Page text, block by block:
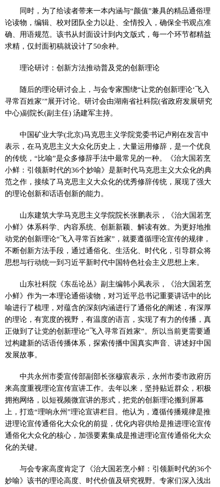
同时，为了给读者带来一本内涵与“颜值”兼具的精品通俗理
论读物，编辑、校对团队全力以赴、全情投入，确保全书观点准
确、用语规范。该书从封面设计到内文版式，每一个环节都精益
求精，仅封面初稿就设计了50余种。
理论研讨：创新方法推动普及党的创新理论
随后的理论研讨会上，与会专家围绕“让党的创新理论‘飞入
寻常百姓家’”展开讨论。研讨会由湖南省社科院(省政府发展研究
中心)副院长(副主任) 汤建军主持。
中国矿业大学(北京)马克思主义学院党委书记卢刚在发言中
表示，在马克思主义大众化历史上，大量运用修辞，是一个优良
的传统，“比喻”是众多修辞手法中最常见的一种。《治大国若烹
小鲜：引领新时代的36个妙喻》是新时代马克思主义大众化的典
范之作，接续了马克思主义大众化的优秀修辞传统，展现了强大
的理论创新和话语创新的能力。
山东建筑大学马克思主义学院院长张鹏表示，《治大国若烹
小鲜》体系科学、内容系统、创新新颖、解读有效。为更好地推
动党的创新理论“飞入寻常百姓家”，就要遵循理论宣传的规律，
不断创新方法手段，通过通俗化、生活化、时代化，引导群众将
思想与行动统一到习近平新时代中国特色社会主义思想上来。
山东社科院《东岳论丛》副主编韩小凤表示，《治大国若烹
小鲜》作为一本理论通俗读物，对习近平总书记重要讲话中的比
喻进行了梳理，对蕴含的深刻内涵进行了通俗化的阐述，有深厚
的理论，有宽度的视野，有温度的语言，实现了有力的传播，真
正做到了让党的创新理论“飞入寻常百姓家”。所以当前更需要通
过构建新的话语传播体系，探索传播中国真实声音、讲述好中国
发展故事。
中共永州市委宣传部副部长张穆宸表示，永州市委市政府历
来高度重视理论宣传宣讲工作。去年以来，坚持贴近群众，积极
拥抱网络，以短视频微宣讲的形式，把党的创新理论搬到屏幕
上，打造“理响永州”理论宣讲栏目。他认为，遵循传播规律是推
进理论宣传通俗化大众化的前提，优化内容供给是推进理论宣传
通俗化大众化的核心，加强要素集成是推进理论宣传通俗化大众
化的关键。
与会专家高度肯定了《治大国若烹小鲜：引领新时代的36个
妙喻》该书的理论高度、时代价值及研究视野。专家们深入浅出